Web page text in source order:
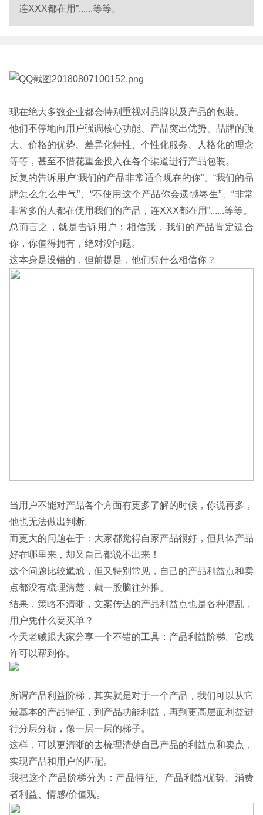
连XXX都在用”......等等。
现在绝大多数企业都会特别重视对品牌以及产品的包装。
他们不停地向用户强调核心功能、产品突出优势、品牌的强
大、价格的优势、差异化特性、个性化服务、人格化的理念
等等，甚至不惜花重金投入在各个渠道进行产品包装。
反复的告诉用户“我们的产品非常适合现在的你”、“我们的品
牌怎么怎么牛气”、“不使用这个产品你会遗憾终生”、“非常
非常多的人都在使用我们的产品，连XXX都在用”......等等。
总而言之，就是告诉用户：相信我，我们的产品肯定适合
你，你值得拥有，绝对没问题。
这本身是没错的，但前提是，他们凭什么相信你？
当用户不能对产品各个方面有更多了解的时候，你说再多，
他也无法做出判断。
而更大的问题在于：大家都觉得自家产品很好，但具体产品
好在哪里来，却又自己都说不出来！
这个问题比较尴尬，但又特别常见，自己的产品利益点和卖
点都没有梳理清楚，就一股脑往外推。
结果，策略不清晰，文案传达的产品利益点也是各种混乱，
用户凭什么要买单？
今天老贼跟大家分享一个不错的工具：产品利益阶梯。它或
许可以帮到你。
所谓产品利益阶梯，其实就是对于一个产品，我们可以从它
最基本的产品特征，到产品功能利益，再到更高层面利益进
行分层分析，像一层一层的梯子。
这样，可以更清晰的去梳理清楚自己产品的利益点和卖点，
实现产品和用户的匹配。
我把这个产品阶梯分为：产品特征、产品利益/优势、消费
者利益、情感/价值观。